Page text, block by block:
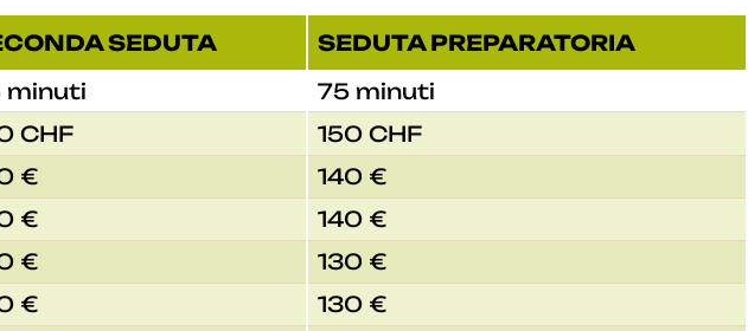
SEDUTA
SEDUTA PREPARATORIA
minuti
75 minuti
CHF
150 CHF
€
140 €
€
140 €
€
130 €
€
130 €